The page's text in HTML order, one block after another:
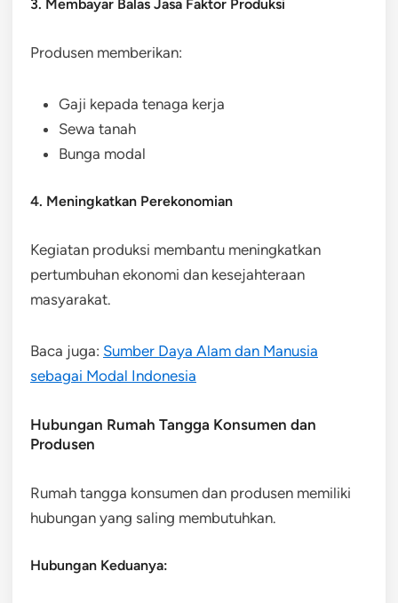
3. Membayar Balas Jasa Faktor Produksi
Produsen memberikan:
Gaji kepada tenaga kerja
Sewa tanah
Bunga modal
4. Meningkatkan Perekonomian
Kegiatan produksi membantu meningkatkan
pertumbuhan ekonomi dan kesejahteraan
masyarakat.
Baca juga: Sumber Daya Alam dan Manusia
sebagai Modal Indonesia
Hubungan Rumah Tangga Konsumen dan
Produsen
Rumah tangga konsumen dan produsen memiliki
hubungan yang saling membutuhkan.
Hubungan Keduanya: